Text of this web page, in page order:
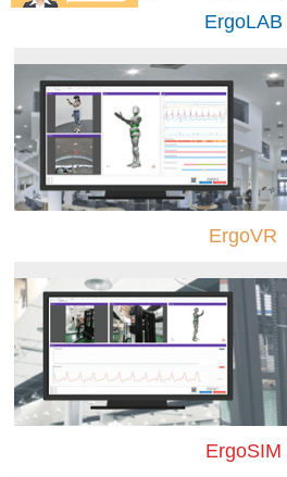
ErgoLAB
ErgoVR
ErgoSIM